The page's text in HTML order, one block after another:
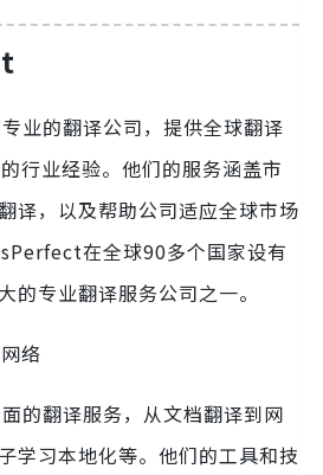
业的翻译公司，提供全球翻译
行业经验。他们的服务涵盖市
译，以及帮助公司适应全球市场
在全球90多个国家设有
的专业翻译服务公司之一。
的翻译服务，从文档翻译到网
学习本地化等。他们的工具和技